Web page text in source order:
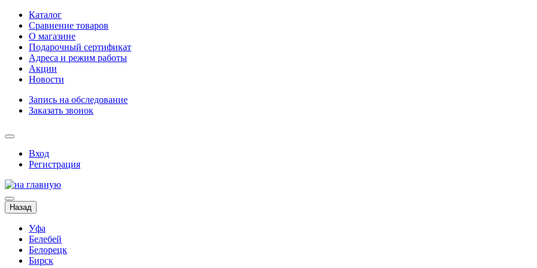
Каталог
Сравнение товаров
О магазине
Подарочный сертификат
Адреса и режим работы
Акции
Новости
Запись на обследование
Заказать звонок
Вход
Регистрация
Назад
Уфа
Белебей
Белорецк
Бирск